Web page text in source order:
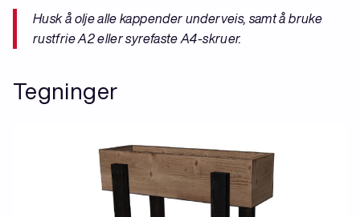
Husk å olje alle kappender underveis, samt å bruke
rustfrie A2 eller syrefaste A4-skruer.
Tegninger